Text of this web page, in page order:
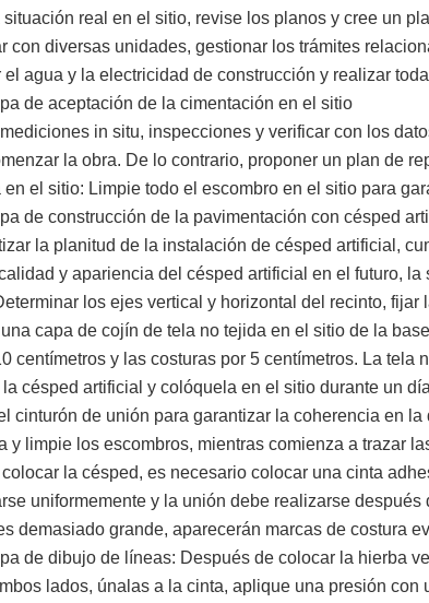
situación real en el sitio, revise los planos y cree un
con diversas unidades, gestionar los trámites
el agua y la electricidad de construcción y realizar
de aceptación de la cimentación en el sitio
in situ, inspecciones y verificar con los
la obra. De lo contrario, proponer un plan de
en el sitio: Limpie todo el escombro en el sitio para
de construcción de la pavimentación con césped
la planitud de la instalación de césped artificial,
y apariencia del césped artificial en el futuro,
los ejes vertical y horizontal del recinto,
capa de cojín de tela no tejida en el sitio de la
centímetros y las costuras por 5 centímetros. La
césped artificial y colóquela en el sitio durante un
cinturón de unión para garantizar la coherencia en
y limpie los escombros, mientras comienza a trazar
la césped, es necesario colocar una cinta
uniformemente y la unión debe realizarse
demasiado grande, aparecerán marcas de costura
de dibujo de líneas: Después de colocar la hierba
lados, únalas a la cinta, aplique una presión